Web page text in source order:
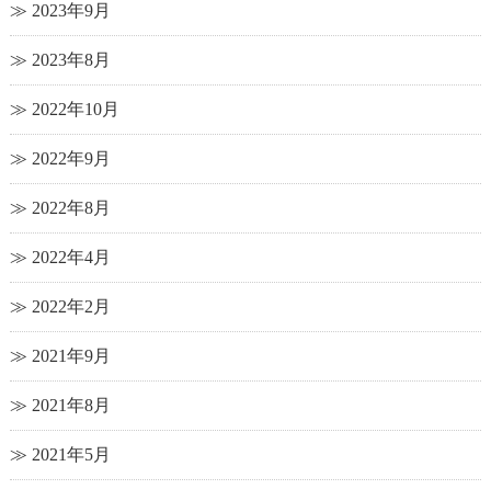
2023年9月
2023年8月
2022年10月
2022年9月
2022年8月
2022年4月
2022年2月
2021年9月
2021年8月
2021年5月